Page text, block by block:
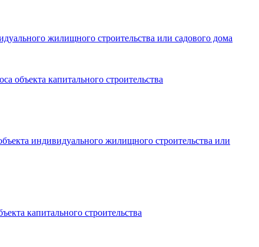
жилищного строительства или садового дома
объекта капитального строительства
индивидуального жилищного строительства или
капитального строительства